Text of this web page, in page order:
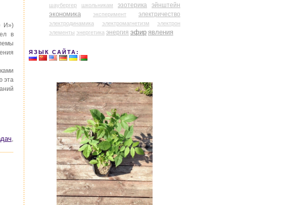
И»)
в
эта
,
шаубергер
школьникам эзотерика
эйнштейн
экономика
эксперимент электричество
электродинамика электромагнетизм
электрон
элементы энергетика энергия эфир явления
ЯЗЫК САЙТА: